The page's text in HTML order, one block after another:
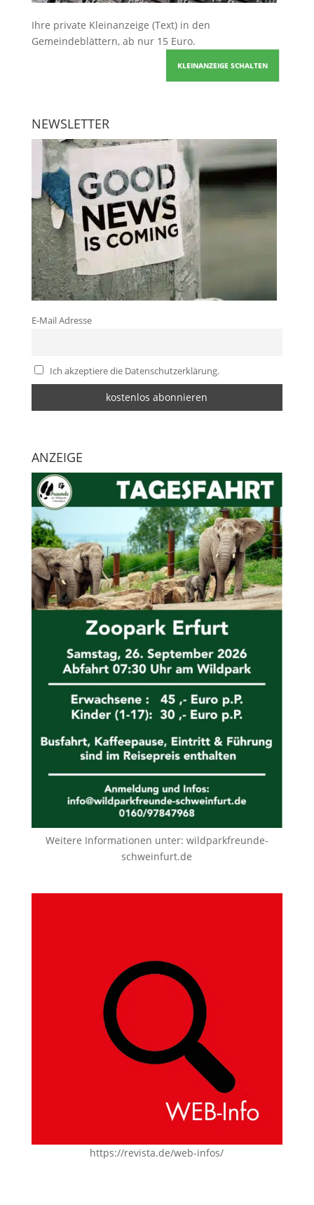
Ihre private Kleinanzeige (Text) in den
Gemeindeblättern, ab nur 15 Euro.
KLEINANZEIGE SCHALTEN
NEWSLETTER
E-Mail Adresse
Ich akzeptiere die Datenschutzerklärung.
ANZEIGE
Weitere Informationen unter: wildparkfreunde-
schweinfurt.de
https://revista.de/web-infos/